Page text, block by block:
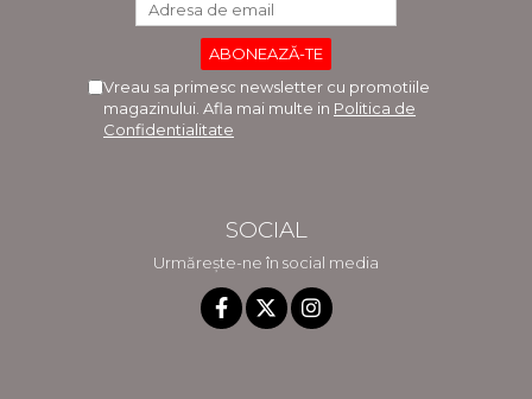
Vreau sa primesc newsletter cu promotiile
magazinului. Afla mai multe in Politica de
Confidentialitate
SOCIAL
Urmărește-ne în social media